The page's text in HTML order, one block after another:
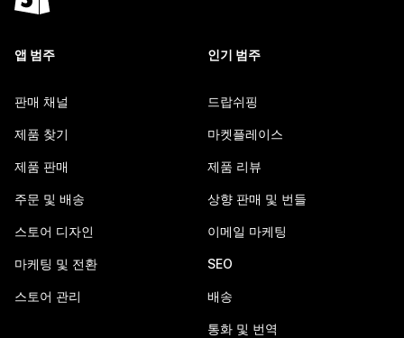
앱 범주
판매 채널
제품 찾기
제품 판매
주문 및 배송
스토어 디자인
마케팅 및 전환
스토어 관리
인기 범주
드랍쉬핑
마켓플레이스
제품 리뷰
상향 판매 및 번들
이메일 마케팅
SEO
배송
통화 및 번역